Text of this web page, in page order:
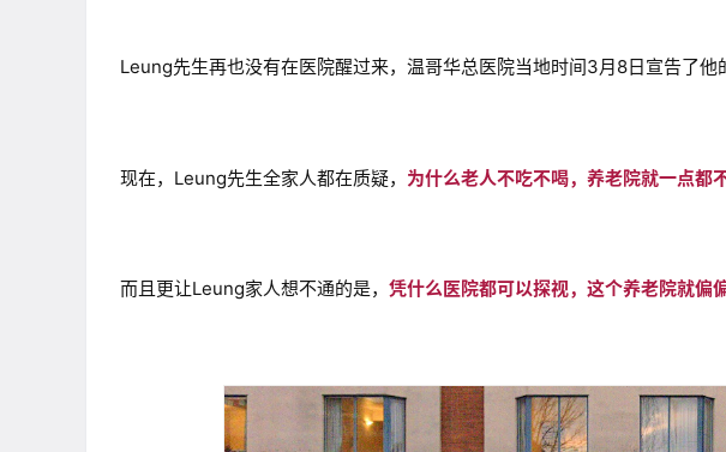
Leung先生再也没有在医院醒过来，温哥华总医院当地时间3月8日宣告了他
现在，Leung先生全家人都在质疑， 为什么老人不吃不喝，养老院就一点都
而且更让Leung家人想不通的是， 凭什么医院都可以探视，这个养老院就偏